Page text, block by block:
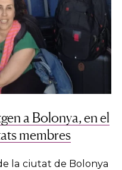
a Bolonya, en el
membres
la ciutat de Bolonya